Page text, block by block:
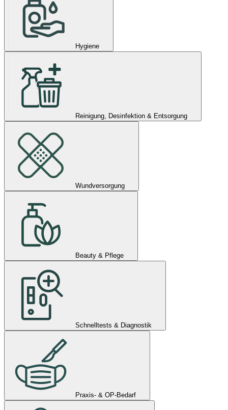
Hygiene
Reinigung, Desinfektion & Entsorgung
Wundversorgung
Beauty & Pflege
Schnelltests & Diagnostik
Praxis- & OP-Bedarf